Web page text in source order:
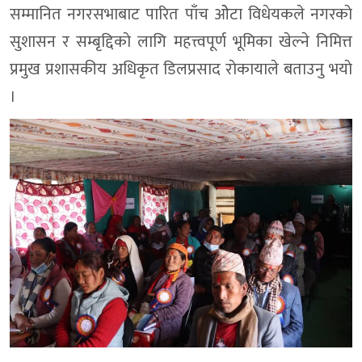
सम्मानित नगरसभाबाट पारित पाँच ओेटा विधेयकले नगरकाे
सुशासन र सम्बृद्दिकाे लागि महत्त्वपूर्ण भूमिका खेल्ने निमित्त
प्रमुख प्रशासकीय अधिकृत डिलप्रसाद राेकायाले बताउनु भयाे
।